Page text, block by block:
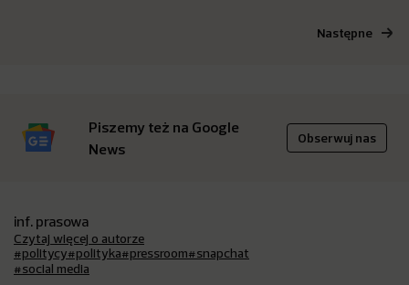
Następne
Piszemy też na Google
News
Obserwuj nas
inf. prasowa
Czytaj więcej o autorze
#politycy#polityka#pressroom#snapchat
#social media